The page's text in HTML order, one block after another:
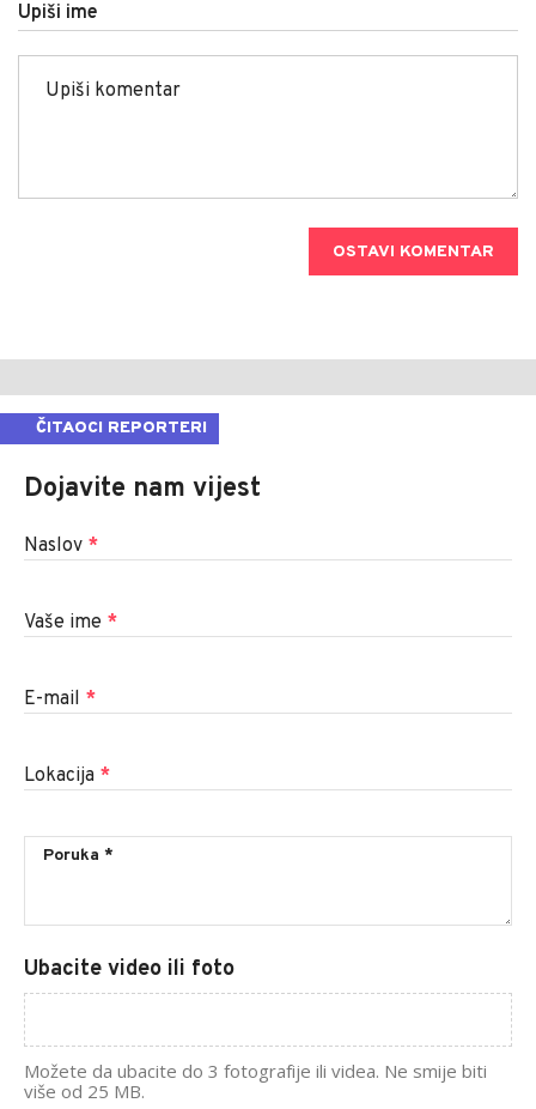
Upiši ime
OSTAVI KOMENTAR
ČITAOCI REPORTERI
Dojavite nam vijest
Naslov *
Vaše ime *
E-mail *
Lokacija *
Ubacite video ili foto
Možete da ubacite do 3 fotografije ili videa. Ne smije biti
više od 25 MB.